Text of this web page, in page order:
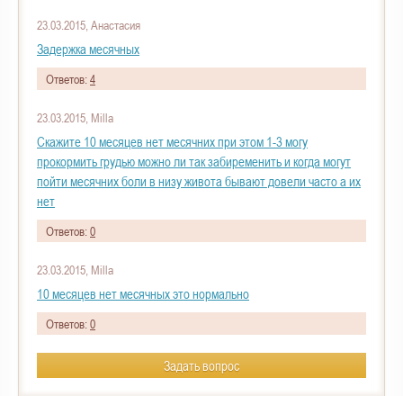
23.03.2015, Анастасия
Задержка месячных
Ответов:4
23.03.2015, Milla
Скажите 10 месяцев нет месячних при этом 1-3 могу
прокормить грудью можно ли так забиременить и когда могут
пойти месячних боли в низу живота бывают довели часто а их
нет
Ответов:0
23.03.2015, Milla
10 месяцев нет месячных это нормально
Ответов:0
Задать вопрос